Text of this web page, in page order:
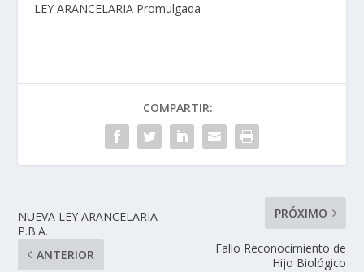
LEY ARANCELARIA Promulgada
COMPARTIR:
NUEVA LEY ARANCELARIA
P.B.A.
ANTERIOR
PRÓXIMO
Fallo Reconocimiento de
Hijo Biológico